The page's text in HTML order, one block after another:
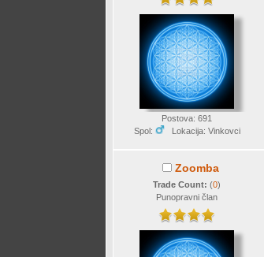
Postova: 691
Spol:
Lokacija: Vinkovci
Zoomba
Trade Count:(0)
Punopravni član